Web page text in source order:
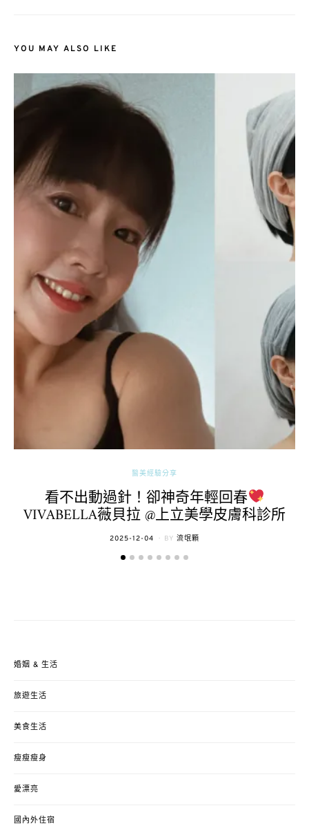
YOU MAY ALSO LIKE
醫美經驗分享
看不出動過針！卻神奇年輕回春
VIVABELLA薇貝拉 @上立美學皮膚科診所
POSTED
2025-12-04 BY 流氓顆
婚姻 & 生活
旅遊生活
美食生活
瘦瘦瘦身
愛漂亮
國內外住宿